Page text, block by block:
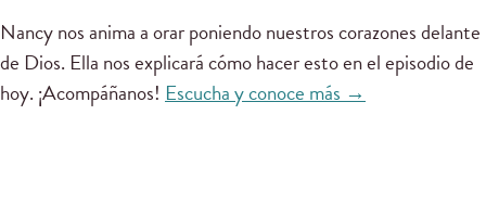
Nancy nos anima a orar poniendo nuestros corazones delante
de Dios. Ella nos explicará cómo hacer esto en el episodio de
hoy. ¡Acompáñanos! Escucha y conoce más →